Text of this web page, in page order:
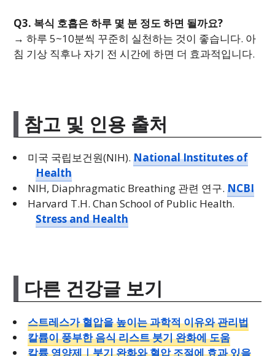
Q3. 복식 호흡은 하루 몇 분 정도 하면 될까요?
→ 하루 5~10분씩 꾸준히 실천하는 것이 좋습니다. 아
침 기상 직후나 자기 전 시간에 하면 더 효과적입니다.
참고 및 인용 출처
미국 국립보건원(NIH). National Institutes of
Health
NIH, Diaphragmatic Breathing 관련 연구. NCBI
Harvard T.H. Chan School of Public Health.
Stress and Health
다른 건강글 보기
스트레스가 혈압을 높이는 과학적 이유와 관리법
칼륨이 풍부한 음식 리스트 붓기 완화에 도움
칼륨 영양제｜붓기 완화와 혈압 조절에 효과 있을